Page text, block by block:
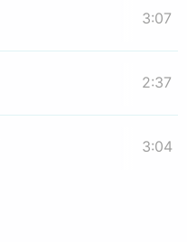
3:07
2:37
3:04